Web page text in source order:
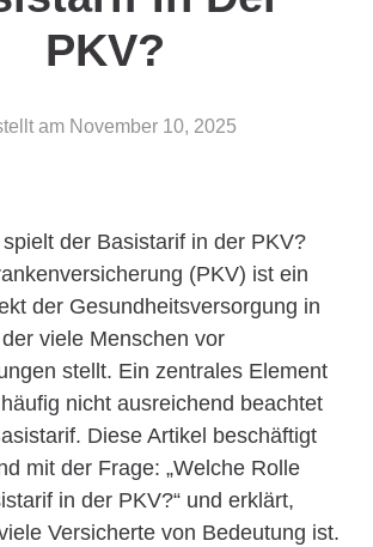
PKV?
am November 10, 2025
der Basistarif in der PKV?
(PKV) ist ein
der Gesundheitsversorgung in
viele Menschen vor
stellt. Ein zentrales Element
nicht ausreichend beachtet
Diese Artikel beschäftigt
mit der Frage: „Welche Rolle
in der PKV?“ und erklärt,
Versicherte von Bedeutung ist.